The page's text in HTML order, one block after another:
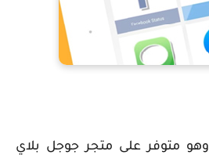
التطبيق يدعى Yazzy وهو متوفر على متجر جوجل بلاي